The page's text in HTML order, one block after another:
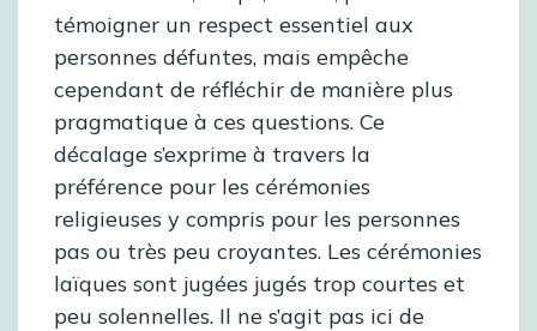
témoigner un respect essentiel aux
personnes défuntes, mais empêche
cependant de réfléchir de manière plus
pragmatique à ces questions. Ce
décalage s’exprime à travers la
préférence pour les cérémonies
religieuses y compris pour les personnes
pas ou très peu croyantes. Les cérémonies
laïques sont jugées jugés trop courtes et
peu solennelles. Il ne s’agit pas ici de